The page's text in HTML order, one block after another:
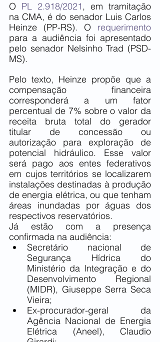
O PL 2.918/2021, em tramitação
na CMA, é do senador Luis Carlos
Heinze (PP-RS). O
para a audiência foi apresentado
pelo senador Nelsinho Trad (PSD-
MS).
Pelo texto, Heinze propõe que a
compensação financeira
corresponderá a um fator
percentual de 7% sobre o valor da
receita bruta total do gerador
titular de concessão ou
autorização para exploração de
potencial hidráulico. Esse valor
será pago aos entes federativos
em cujos territórios se localizarem
instalações destinadas à produção
de energia elétrica, ou que tenham
áreas inundadas por águas dos
respectivos reservatórios.
Já estão com a presença
confirmada na audiência:
Secretário nacional de
Segurança Hídrica do
Ministério da Integração e do
Desenvolvimento Regional
(MIDR), Giuseppe Serra Seca
Vieira;
Ex-procurador-geral da
Agência Nacional de Energia
Elétrica (Aneel), Claudio